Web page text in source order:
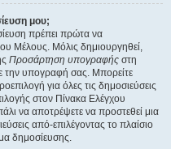
μου;
πρέπει πρώτα να
Μέλους. Μόλις δημιουργηθεί,
Προσάρτηση υπογραφής στη
την υπογραφή σας. Μπορείτε
για όλες τις δημοσιεύσεις
στον Πίνακα Ελέγχου
να αποτρέψετε να προστεθεί μια
από-επιλέγοντας το πλαίσιο
δημοσίευσης.